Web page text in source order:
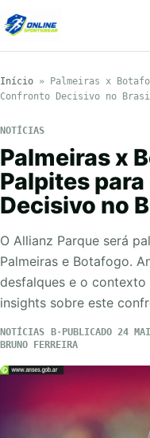
Início »
Palmeiras x
Confronto Decisivo no
NOTÍCIAS
Palmeiras x
Palpites
Decisivo no
O Allianz Parque será
Palmeiras e Botafogo.
desfalques e o
insights sobre este
NOTÍCIAS PUBLICADO 24
BRUNO FERREIRA